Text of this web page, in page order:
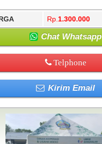
Rp. 1.300.000
Chat Whatsapp
Telphone
Kirim Email